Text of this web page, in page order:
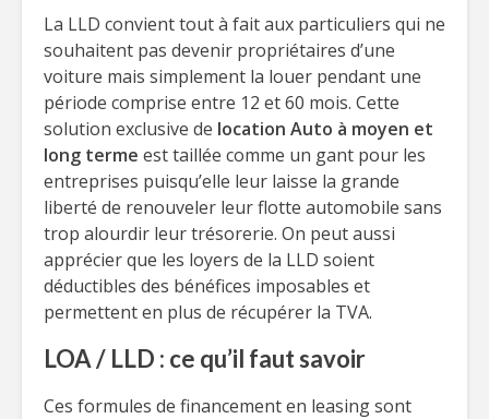
La LLD convient tout à fait aux particuliers qui ne
souhaitent pas devenir propriétaires d’une
voiture mais simplement la louer pendant une
période comprise entre 12 et 60 mois. Cette
solution exclusive de location Auto à moyen et
long terme est taillée comme un gant pour les
entreprises puisqu’elle leur laisse la grande
liberté de renouveler leur flotte automobile sans
trop alourdir leur trésorerie. On peut aussi
apprécier que les loyers de la LLD soient
déductibles des bénéfices imposables et
permettent en plus de récupérer la TVA.
LOA / LLD : ce qu’il faut savoir
Ces formules de financement en leasing sont